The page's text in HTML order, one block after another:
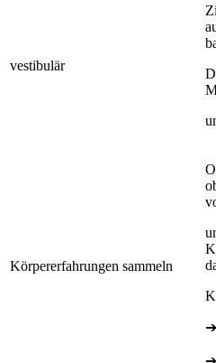
vestibulär
Körpererfahrungen sammeln
➔